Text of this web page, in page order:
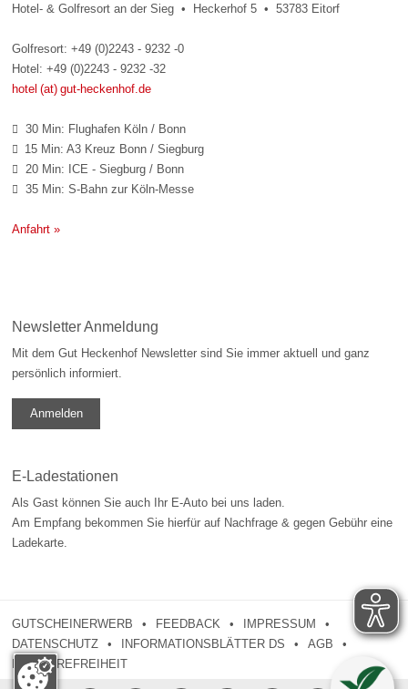
Hotel- & Golfresort an der Sieg • Heckerhof 5 • 53783 Eitorf
Golfresort: +49 (0)2243 - 9232 -0
Hotel: +49 (0)2243 - 9232 -32
hotel (at) gut-heckenhof.de
 30 Min: Flughafen Köln / Bonn
 15 Min: A3 Kreuz Bonn / Siegburg
 20 Min: ICE - Siegburg / Bonn
 35 Min: S-Bahn zur Köln-Messe
Anfahrt »
Newsletter Anmeldung
Mit dem Gut Heckenhof Newsletter sind Sie immer aktuell und ganz
persönlich informiert.
Anmelden
E-Ladestationen
Als Gast können Sie auch Ihr E-Auto bei uns laden.
Am Empfang bekommen Sie hierfür auf Nachfrage & gegen Gebühr eine
Ladekarte.
GUTSCHEINERWERB FEEDBACK
IMPRESSUM
DATENSCHUTZ
INFORMATIONSBLÄTTER DS
AGB
BARRIEREFREIHEIT